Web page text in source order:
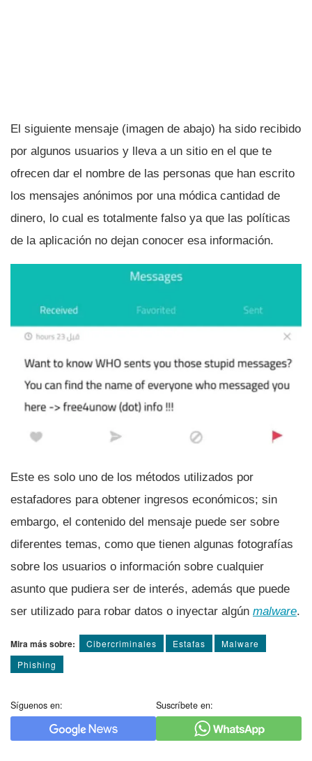
El siguiente mensaje (imagen de abajo) ha sido recibido
por algunos usuarios y lleva a un sitio en el que te
ofrecen dar el nombre de las personas que han escrito
los mensajes anónimos por una módica cantidad de
dinero, lo cual es totalmente falso ya que las polí­ticas
de la aplicación no dejan conocer esa información.
Este es solo uno de los métodos utilizados por
estafadores para obtener ingresos económicos; sin
embargo, el contenido del mensaje puede ser sobre
diferentes temas, como que tienen algunas fotografí­as
sobre los usuarios o información sobre cualquier
asunto que pudiera ser de interés, además que puede
ser utilizado para robar datos o inyectar algún malware.
Mira más sobre: Cibercriminales Estafas
Malware
Phishing
Síguenos en: Suscríbete en: